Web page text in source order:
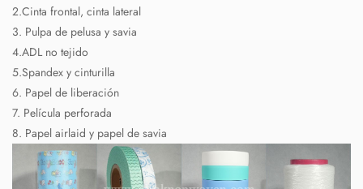
2.Cinta frontal, cinta lateral
3. Pulpa de pelusa y savia
4.ADL no tejido
5.Spandex y cinturilla
6. Papel de liberación
7. Película perforada
8. Papel airlaid y papel de savia